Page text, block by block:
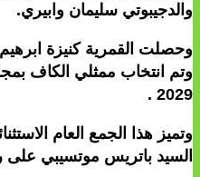
والدجيبوتي سليمان وابيري.
وحصلت القمرية كنيزة
وتم انتخاب ممثلي الكاف
2029 .
وتميز هذا الجمع العام
السيد باتريس موتسيبي على